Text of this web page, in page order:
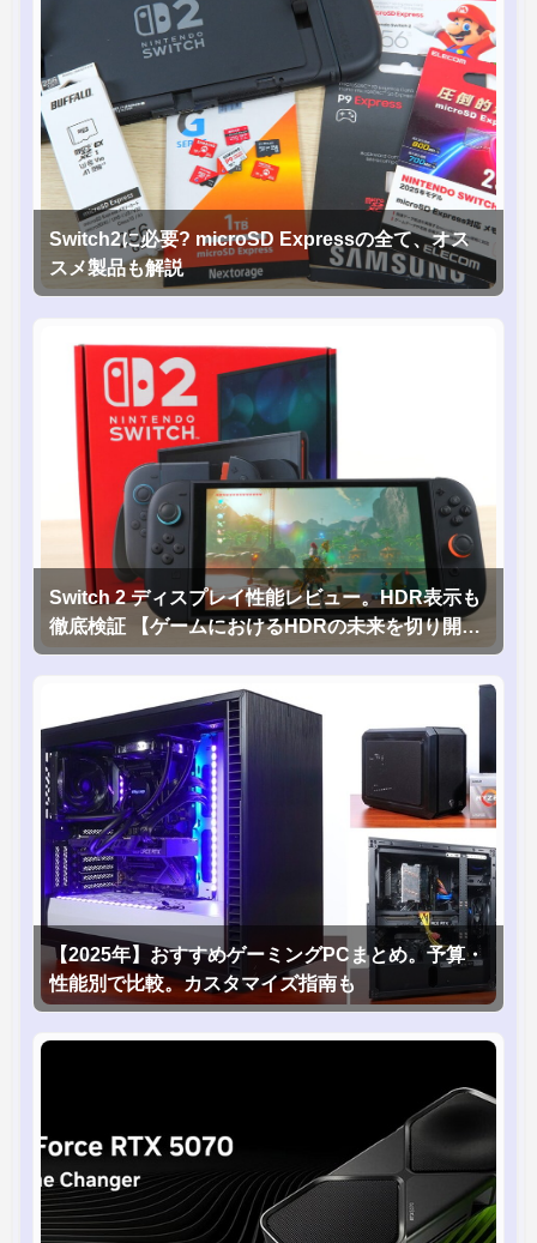
Switch2に必要? microSD Expressの全て、オス
スメ製品も解説
Switch 2 ディスプレイ性能レビュー。HDR表示も
徹底検証 【ゲームにおけるHDRの未来を切り開く
1台！】
【2025年】おすすめゲーミングPCまとめ。予算・
性能別で比較。カスタマイズ指南も